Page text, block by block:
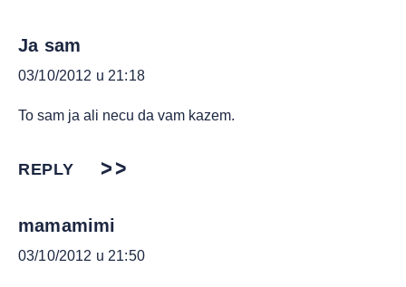
Ja sam
03/10/2012 u 21:18
To sam ja ali necu da vam kazem.
REPLY
mamamimi
03/10/2012 u 21:50